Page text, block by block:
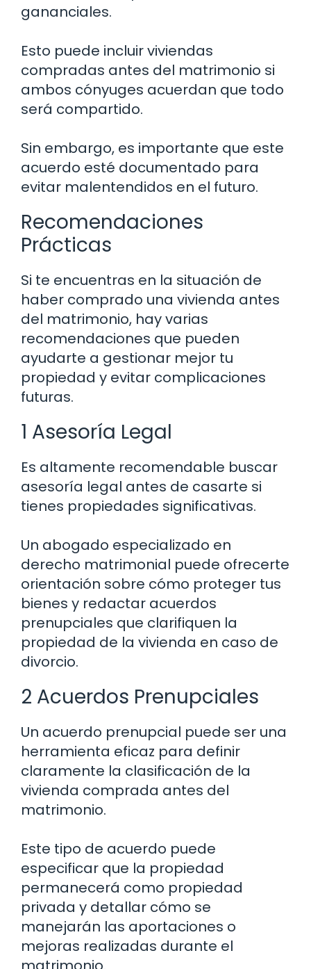
gananciales.
Esto puede incluir viviendas
compradas antes del matrimonio si
ambos cónyuges acuerdan que todo
será compartido.
Sin embargo, es importante que este
acuerdo esté documentado para
evitar malentendidos en el futuro.
Recomendaciones
Prácticas
Si te encuentras en la situación de
haber comprado una vivienda antes
del matrimonio, hay varias
recomendaciones que pueden
ayudarte a gestionar mejor tu
propiedad y evitar complicaciones
futuras.
1 Asesoría Legal
Es altamente recomendable buscar
asesoría legal antes de casarte si
tienes propiedades significativas.
Un abogado especializado en
derecho matrimonial puede ofrecerte
orientación sobre cómo proteger tus
bienes y redactar acuerdos
prenupciales que clarifiquen la
propiedad de la vivienda en caso de
divorcio.
2 Acuerdos Prenupciales
Un acuerdo prenupcial puede ser una
herramienta eficaz para definir
claramente la clasificación de la
vivienda comprada antes del
matrimonio.
Este tipo de acuerdo puede
especificar que la propiedad
permanecerá como propiedad
privada y detallar cómo se
manejarán las aportaciones o
mejoras realizadas durante el